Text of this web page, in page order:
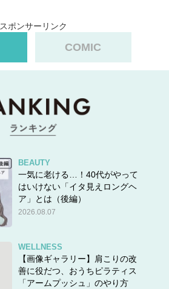
スポンサーリンク
COMIC
BEAUTY
一気に老ける…！40代がやって
はいけない「イタ見えロングヘ
ア」とは（後編）
2026.08.07
WELLNESS
【画像ギャラリー】肩こりの改
善に役だつ、おうちピラティス
「アームプッシュ」のやり方